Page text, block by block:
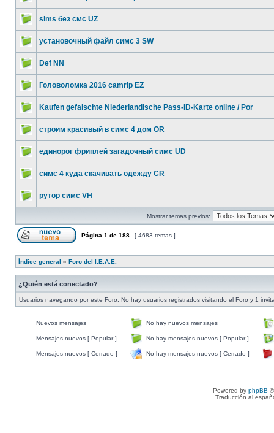
sims без смс UZ
установочный файл симс 3 SW
Def NN
Головоломка 2016 camrip EZ
Kaufen gefalschte Niederlandische Pass-ID-Karte online / Por
строим красивый в симс 4 дом OR
единорог фриплей загадочный симс UD
симс 4 куда скачивать одежду CR
рутор симс VH
Mostrar temas previos:
Página 1 de 188 [ 4683 temas ]
Índice general » Foro del I.E.A.E.
¿Quién está conectado?
Usuarios navegando por este Foro: No hay usuarios registrados visitando el Foro y 1
Nuevos mensajes No hay nuevos mensajes
Mensajes nuevos [ Popular ] No hay mensajes nuevos [ Popular ]
Mensajes nuevos [ Cerrado ] No hay mensajes nuevos [ Cerrado ]
Powered by phpBB
Traducción al